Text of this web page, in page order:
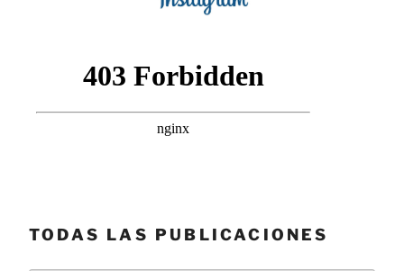
TODAS LAS PUBLICACIONES